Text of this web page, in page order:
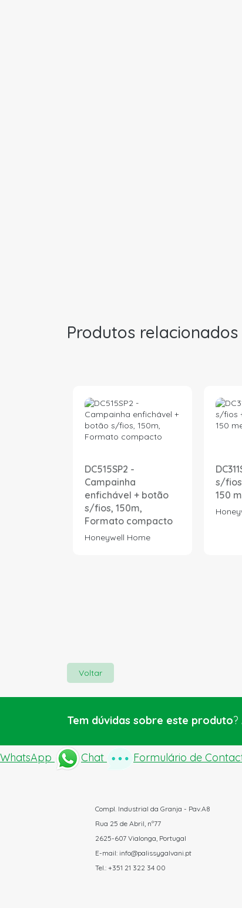
Produtos relacionados
DC515SP2 -
Campainha
enfichável + botão
s/fios, 150m,
Formato compacto
Honeywell Home
s/
150
Voltar
Tem dúvidas sobre este produto
WhatsApp Chat Formulário de
Compl. Industrial da Granja - Pav.A8
Rua 25 de Abril, nº77
2625-607 Vialonga, Portugal
E-mail: info@palissygalvani.pt
Tel.: +351 21 322 34 00